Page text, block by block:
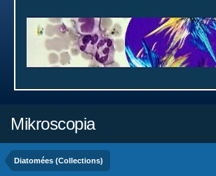
Mikroscopia
Diatomées (Collections)